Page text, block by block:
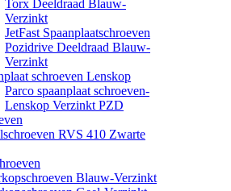
Torx Deeldraad Blauw-
Verzinkt
JetFast Spaanplaatschroeven
Pozidrive Deeldraad Blauw-
Verzinkt
schroeven Lenskop
Parco spaanplaat schroeven-
Lenskop Verzinkt PZD
RVS 410 Zwarte
Blauw-Verzinkt